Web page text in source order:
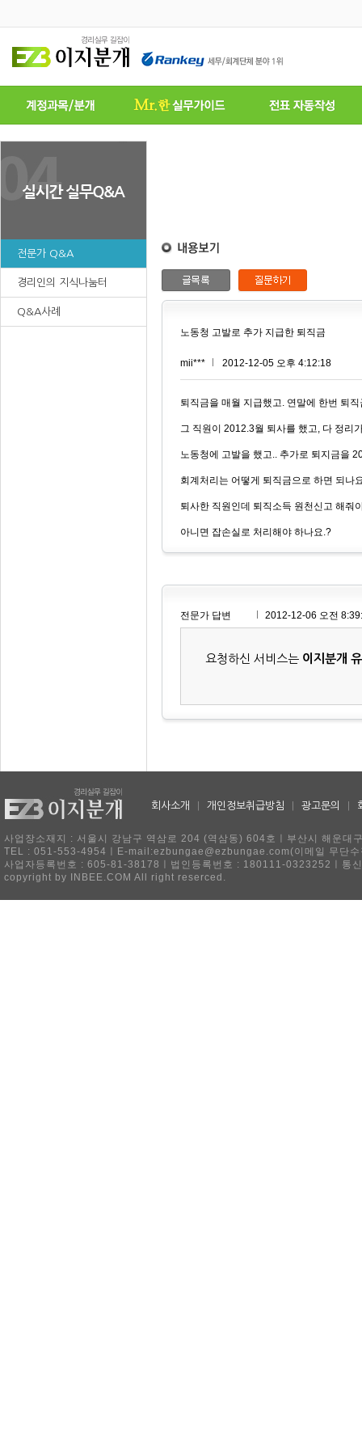
전문가 Q&A
경리인의 지식나눔터
Q&A사례
노동청 고발로 추가 지급한 퇴직금
mii*** 2012-12-05 오후 4:12:18
퇴직금을 매월 지급했고. 연말에 한번 퇴
그 직원이 2012.3월 퇴사를 했고, 다 정리
노동청에 고발을 했고.. 추가로 퇴지금을
회계처리는 어떻게 퇴직금으로 하면 되나
퇴사한 직원인데 퇴직소득 원천신고 해줘
아니면 잡손실로 처리해야 하나요.?
전문가 답변 2012-12-06 오전
요청하신 서비스는 이지분개
회사소개 개인정보취급방침 광고문의
사업장소재지 : 서울시 강남구 역삼로 204 (역삼동) 604호ㅣ부산시 해운
TEL : 051-553-4954ㅣE-mail:ezbungae@ezbungae.com(이메일 무단수
사업자등록번호 : 605-81-38178ㅣ법인등록번호 : 180111-0323252ㅣ통
copyright by INBEE.COM All right reserced.